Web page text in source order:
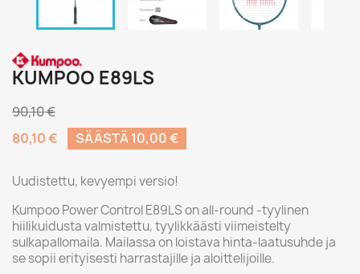
KUMPOO E89LS
90,10 €
80,10 €
SÄÄSTÄ 10,00 €
Uudistettu, kevyempi versio!
Kumpoo Power Control E89LS on all-round -tyylinen
hiilikuidusta valmistettu, tyylikkäästi viimeistelty
sulkapallomaila. Mailassa on loistava hinta-laatusuhde ja
se sopii erityisesti harrastajille ja aloittelijoille.